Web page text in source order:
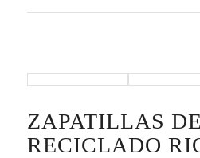
ZAPATILLAS
RECICLADO